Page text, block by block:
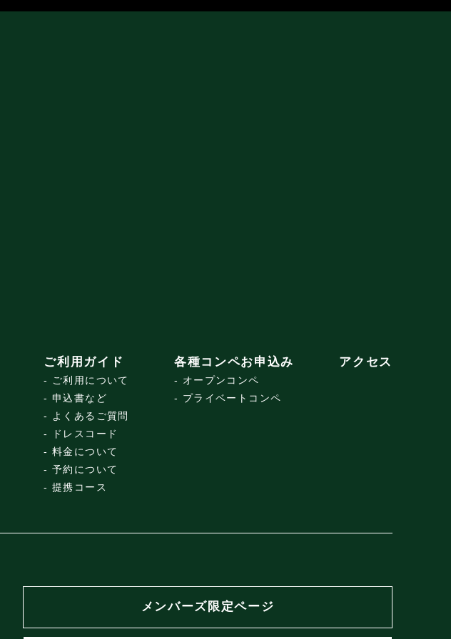
ご利用ガイド
ご利用について
申込書など
よくあるご質問
ドレスコード
料金について
予約について
提携コース
各種コンペお申込み
オープンコンペ
プライベートコンペ
アクセス
メンバーズ限定ページ